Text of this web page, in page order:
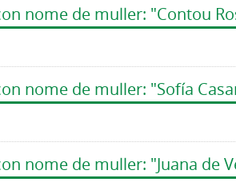
nome de muller: "Contou
nome de muller: "Sofía
nome de muller: "Juana de